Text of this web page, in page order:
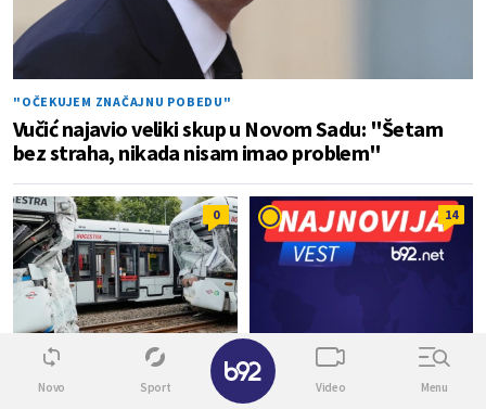
"OČEKUJEM ZNAČAJNU POBEDU"
Vučić najavio veliki skup u Novom Sadu: "Šetam
bez straha, nikada nisam imao problem"
0
SVET
Jeziva nesreća: Dva tramvaja
14
ISTOČNI FRONT
UŽIVO
"Apokalipsa" na
Novo Sport Video Menu
✕